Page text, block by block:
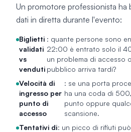
Un promotore professionista ha
dati in diretta durante l'evento:
Biglietti
validati
vs
venduti
: quante persone sono
22:00 è entrato solo il
un problema di accesso
pubblico arriva tardi?
Velocità di
ingresso per
punto di
accesso
: se una porta
ha una coda di
punto oppure
scansione.
Tentativi di: un picco di rifiuti